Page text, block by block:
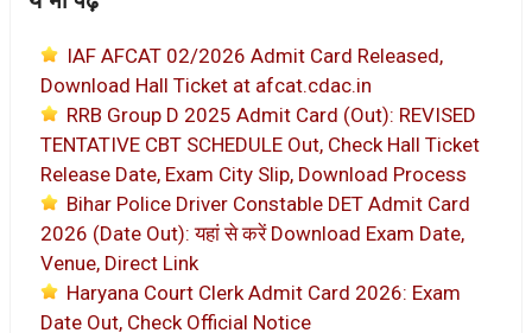
IAF AFCAT 02/2026 Admit Card Released,
Download Hall Ticket at afcat.cdac.in
RRB Group D 2025 Admit Card (Out): REVISED
TENTATIVE CBT SCHEDULE Out, Check Hall Ticket
Release Date, Exam City Slip, Download Process
Bihar Police Driver Constable DET Admit Card
2026 (Date Out): यहां से करें Download Exam Date,
Venue, Direct Link
Haryana Court Clerk Admit Card 2026: Exam
Date Out, Check Official Notice